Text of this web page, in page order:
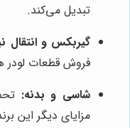
تبدیل می‌کند.
گیربکس و انتقال
فروش قطعات لودر
شاسی و بدنه:
مزایای دیگر این